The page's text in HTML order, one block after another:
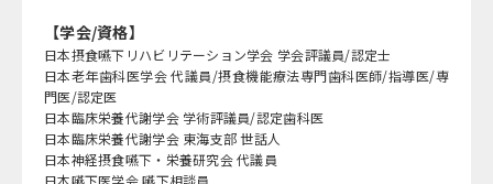
【学会/資格】
日本摂食嚥下リハビリテーション学会 学会評議員/認定士
日本老年歯科医学会 代議員/摂食機能療法専門歯科医師/指導医/専
門医/認定医
日本臨床栄養代謝学会 学術評議員/認定歯科医
日本臨床栄養代謝学会 東海支部 世話人
日本神経摂食嚥下・栄養研究会 代議員
日本嚥下医学会 嚥下相談員